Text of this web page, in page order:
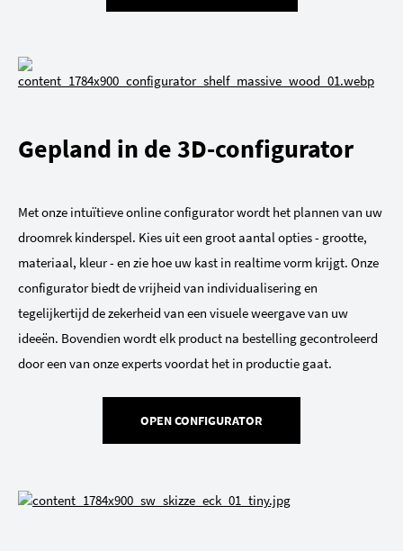
Gepland in de 3D-configurator
Met onze intuïtieve online configurator wordt het plannen van uw
droomrek kinderspel. Kies uit een groot aantal opties - grootte,
materiaal, kleur - en zie hoe uw kast in realtime vorm krijgt. Onze
configurator biedt de vrijheid van individualisering en
tegelijkertijd de zekerheid van een visuele weergave van uw
ideeën. Bovendien wordt elk product na bestelling gecontroleerd
door een van onze experts voordat het in productie gaat.
OPEN CONFIGURATOR